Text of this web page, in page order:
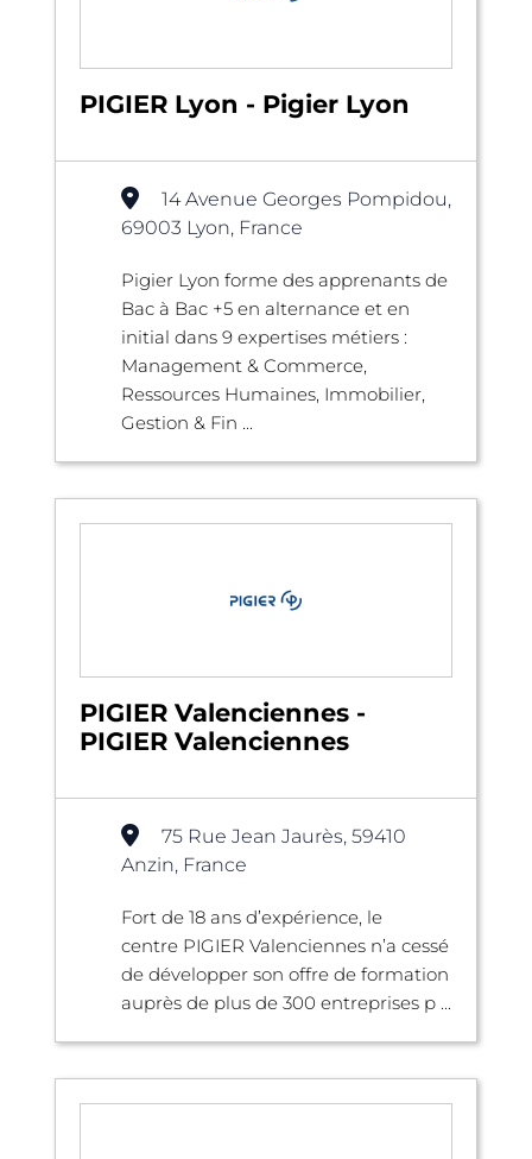
PIGIER Lyon - Pigier Lyon
14 Avenue Georges Pompidou,
69003 Lyon, France
Pigier Lyon forme des apprenants de
Bac à Bac +5 en alternance et en
initial dans 9 expertises métiers :
Management & Commerce,
Ressources Humaines, Immobilier,
Gestion & Fin ...
PIGIER Valenciennes -
PIGIER Valenciennes
75 Rue Jean Jaurès, 59410
Anzin, France
Fort de 18 ans d’expérience, le
centre PIGIER Valenciennes n’a cessé
de développer son offre de formation
auprès de plus de 300 entreprises p ...